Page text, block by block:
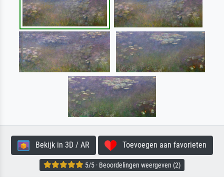
Bekijk in 3D / AR Toevoegen aan favorieten
5/5 · Beoordelingen weergeven (2)